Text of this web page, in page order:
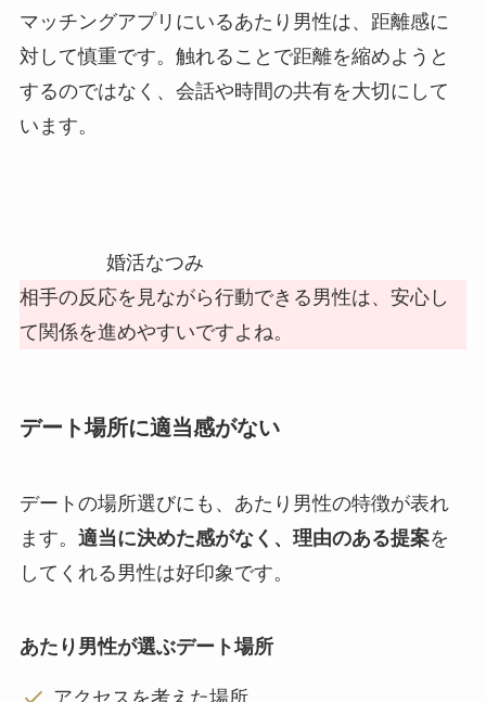
マッチングアプリにいるあたり男性は、距離感に
対して慎重です。触れることで距離を縮めようと
するのではなく、会話や時間の共有を大切にして
います。
婚活なつみ
相手の反応を見ながら行動できる男性は、安心し
て関係を進めやすいですよね。
デート場所に適当感がない
デートの場所選びにも、あたり男性の特徴が表れ
ます。 適当に決めた感がなく、理由のある提案を
してくれる男性は好印象です。
あたり男性が選ぶデート場所
アクセスを考えた場所